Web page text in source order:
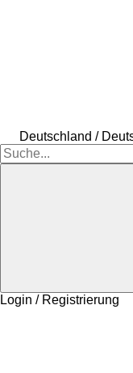
Deutschland /
Login / Registrierung